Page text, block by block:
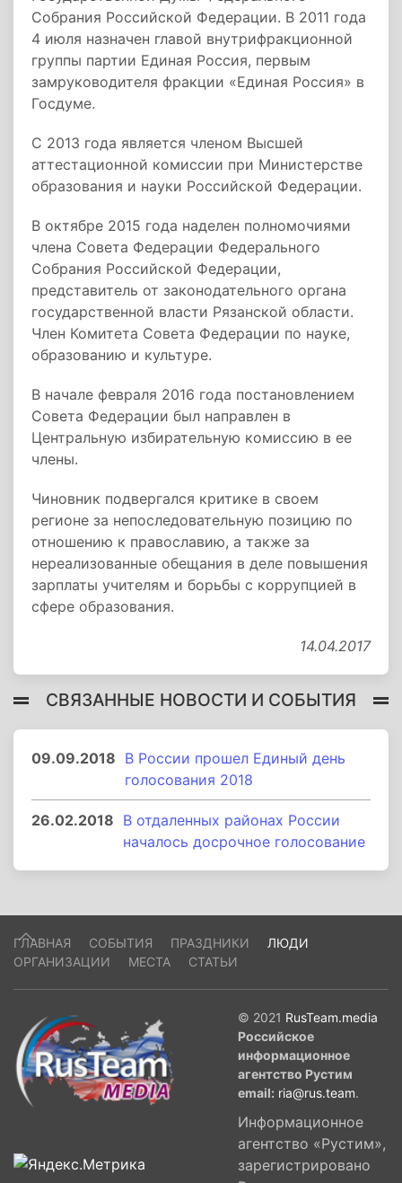
Собрания Российской Федерации. В 2011 года
4 июля назначен главой внутрифракционной
группы партии Единая Россия, первым
замруководителя фракции «Единая Россия» в
Госдуме.
С 2013 года является членом Высшей
аттестационной комиссии при Министерстве
образования и науки Российской Федерации.
В октябре 2015 года наделен полномочиями
члена Совета Федерации Федерального
Собрания Российской Федерации,
представитель от законодательного органа
государственной власти Рязанской области.
Член Комитета Совета Федерации по науке,
образованию и культуре.
В начале февраля 2016 года постановлением
Совета Федерации был направлен в
Центральную избирательную комиссию в ее
члены.
Чиновник подвергался критике в своем
регионе за непоследовательную позицию по
отношению к православию, а также за
нереализованные обещания в деле повышения
зарплаты учителям и борьбы с коррупцией в
сфере образования.
14.04.2017
СВЯЗАННЫЕ НОВОСТИ И СОБЫТИЯ
09.09.2018 В России прошел Единый день
голосования 2018
26.02.2018 В отдаленных районах России
началось досрочное голосование
ГЛАВНАЯ СОБЫТИЯ ПРАЗДНИКИ
ЛЮДИ
ОРГАНИЗАЦИИ
МЕСТА СТАТЬИ
© 2021 RusTeam.media
Российское
информационное
агентство Рустим
email: ria@rus.team.
Информационное
агентство «Рустим»,
зарегистрировано